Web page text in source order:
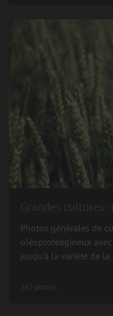
Photos générales de
oléoprotéagineux
jusqu'à la variété de
362 photos